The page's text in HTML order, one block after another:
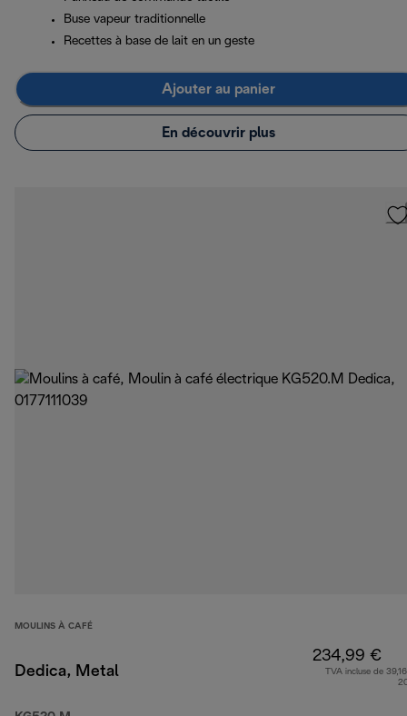
Buse vapeur traditionnelle
Recettes à base de lait en un geste
Ajouter au panier
En découvrir plus
MOULINS À CAFÉ
Dedica, Metal
234,99 €
TVA incluse de